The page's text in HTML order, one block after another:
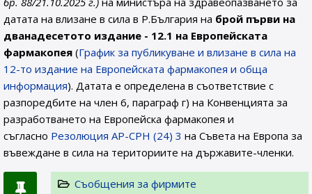
датата на влизане в сила в Р.България на брой първи на
дванадесетото издание - 12.1 на Европейската
фармакопея (График за публикуване и влизане в сила на
12-то издание на Европейската фармакопея и обща
информация). Датата е определена в съответствие с
разпоредбите на член 6, параграф г) на Конвенцията за
разработването на Европейска фармакопея и
съгласно Резолюция AP-CPH (24) 3 на Съвета на Европа за
въвеждане в сила на териториите на държавите-членки.
Съобщения за фирмите